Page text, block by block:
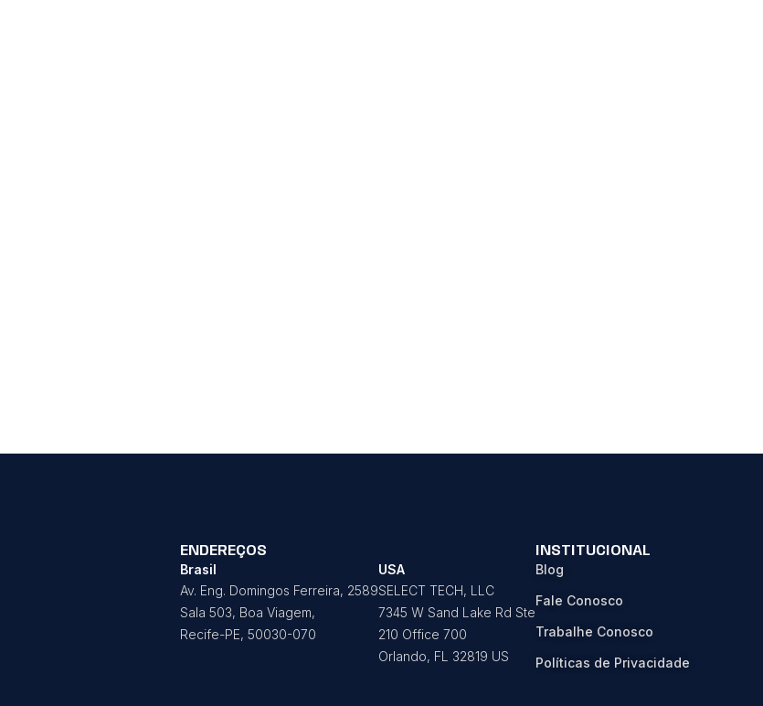
ENDEREÇOS
Brasil
Av. Eng. Domingos Ferreira, 2589
Sala 503, Boa Viagem,
Recife-PE, 50030-070
USA
SELECT TECH, LLC
7345 W Sand Lake Rd Ste
210 Office 700
Orlando, FL 32819 US
INSTITUCIONAL
Blog
Fale Conosco
Trabalhe Conosco
Políticas de Privacidade